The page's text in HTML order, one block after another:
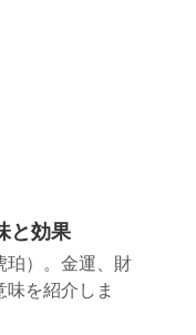
と効果
珀）。金運、財
を紹介しま